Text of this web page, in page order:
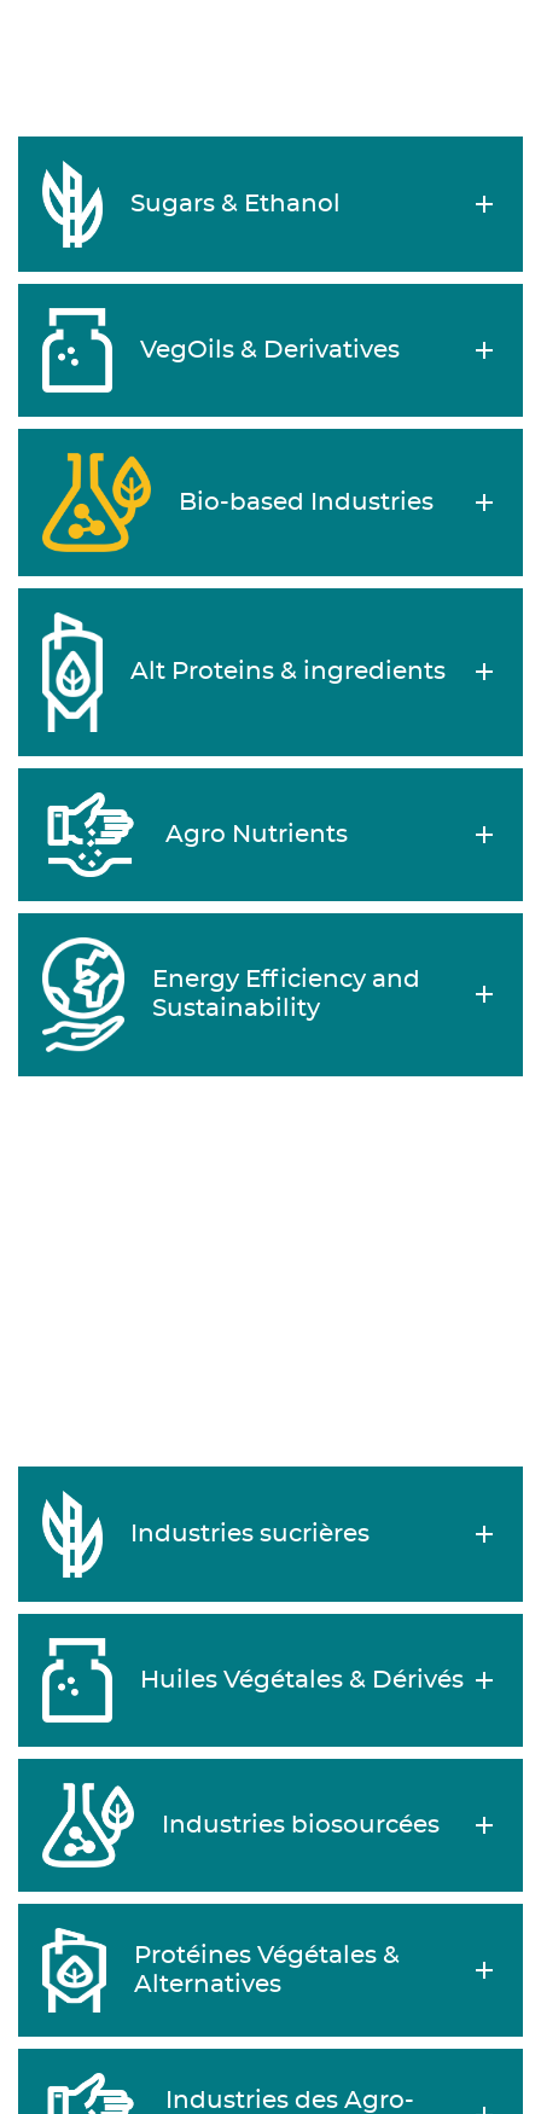
Sugars & Ethanol
VegOils & Derivatives
Bio-based Industries
Alt Proteins & ingredients
Agro Nutrients
Energy Efficiency and
Sustainability
Industries sucrières
Huiles Végétales & Dérivés
Industries biosourcées
Protéines Végétales &
Alternatives
Industries des Agro-